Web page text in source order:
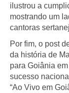
ilustrou a
mostrando um
cantoras
Por fim, o post
da história de
para Goiânia
sucesso
“Ao Vivo em